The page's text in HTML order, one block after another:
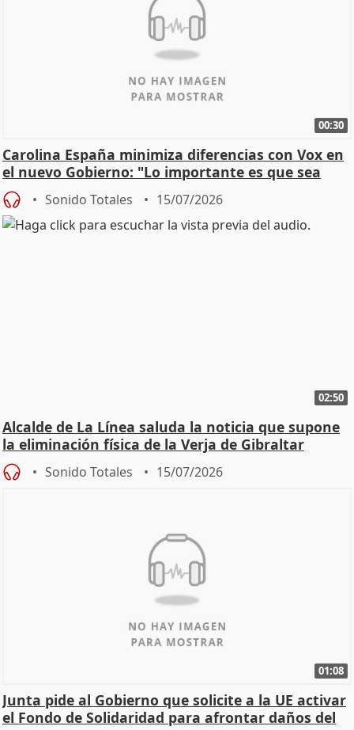
00:30
Carolina España minimiza diferencias con Vox en
el nuevo Gobierno: "Lo importante es que sea
una leg
Sonido Totales 15/07/2026
02:50
Alcalde de La Línea saluda la noticia que supone
la eliminación física de la Verja de Gibraltar
Sonido Totales 15/07/2026
01:08
Junta pide al Gobierno que solicite a la UE activar
el Fondo de Solidaridad para afrontar daños del